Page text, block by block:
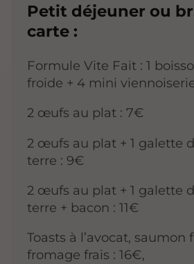
Petit déjeuner ou
carte :
Formule Vite Fait : 1
froide + 4 mini
2 œufs au plat : 7€
2 œufs au plat + 1 galette
terre : 9€
2 œufs au plat + 1 galette
terre + bacon : 11€
Toasts à l’avocat, saumon
fromage frais : 16€,